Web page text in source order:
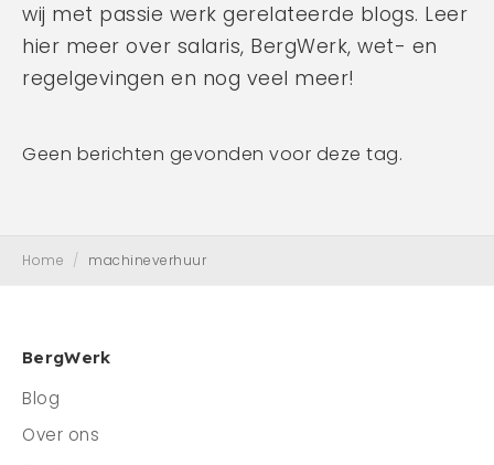
Voor werknemers
Voor werknemers
BergWerk Academie
Voor werkgevers
Waarom BergWerk
Over ons
Mens en dier
CONTACT
0341 - 45 33 09
wij met passie werk gerelateerde blogs. Leer
hier meer over salaris, BergWerk, wet- en
regelgevingen en nog veel meer!
Geen berichten gevonden voor deze tag.
Home / machineverhuur
BergWerk
Blog
Over ons